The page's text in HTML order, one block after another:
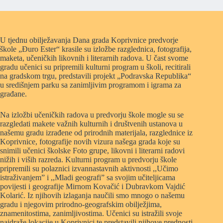
U tjednu obilježavanja Dana grada Koprivnice predvorje
škole „Đuro Ester“ krasile su izložbe razglednica, fotografija,
maketa, učeničkih likovnih i literarnih radova. U čast svome
gradu učenici su pripremili kulturni program u školi, recitirali
na gradskom trgu, predstavili projekt „Podravska Republika“
u središnjem parku sa zanimljivim programom i igrama za
građane.
Na izložbi učeničkih radova u predvorju škole mogle su se
razgledati makete važnih kulturnih i društvenih ustanova u
našemu gradu izrađene od prirodnih materijala, razglednice iz
Koprivnice, fotografije novih vizura našega grada koje su
snimili učenici školske Foto grupe, likovni i literarni radovi
nižih i viših razreda. Kulturni program u predvorju škole
pripremili su polaznici izvannastavnih aktivnosti ,,Učimo
istraživanjem” i ,,Mladi geografi” sa svojim učiteljicama
povijesti i geografije Mirnom Kovačić i Dubravkom Vajdić
Kolarić. Iz njihovih izlaganja naučili smo mnogo o našemu
gradu i njegovim prirodno-geografskim obilježjima,
znamenitostima, zanimljivostima. Učenici su istražili svoje